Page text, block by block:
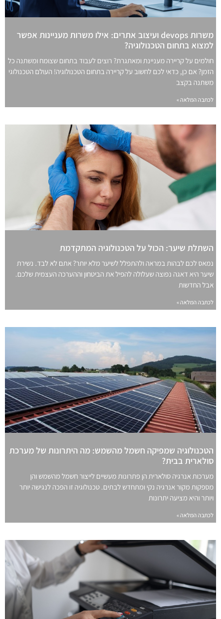
משרות devops ועיצוב אתרים: אילו משרות מעניינות אפשר
למצוא בתחום הטכנולוגיה?
חולמים על קריירה מעניינת ומאתגרת? רוצים לעבוד בתחום שצומח ומשתנה כל
הזמן? אם כן, כדאי לכם לחשוב על קריירה בתחום הטכנולוגיה! העולם הטכנולוגי
משתנה בקצב
לכתבה המלאה »
השתלת שיער: הכול על הטכנולוגיה המתקדמת
נמאס לכם לבהות במראה ולהתפלל לשיער מלא יותר? אתם לא לבד. נשירת
שיער היא דאגה נפוצה שעלולה להפיל את הביטחון וההערכה העצמית שלכם.
אבל החדשות
לכתבה המלאה »
הטכנולוגיה שמפיקה חשמל מהשמש: מה היתרונות של מערכת
סולארית בבית?
מערכות אנרגיה סולארית הן פתרונות מעשיים לייצור חשמל מהשמש והן
מספקות מקור אנרגיה נקי ומתחדש לבתים. טכנולוגיה זו הפכה לנגישה יותר
ויותר והיא מציעה יתרונות
לכתבה המלאה »